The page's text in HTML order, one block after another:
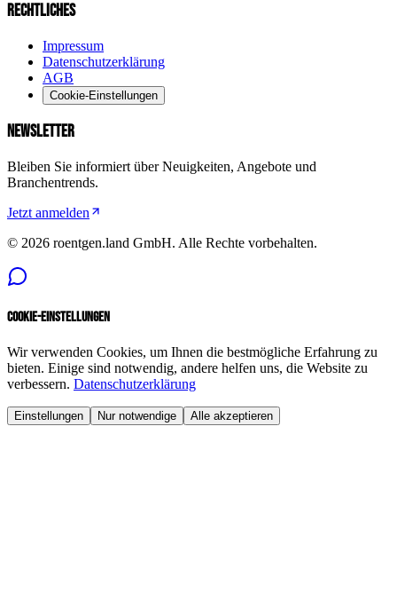
RECHTLICHES
Impressum
Datenschutzerklärung
AGB
Cookie-Einstellungen
NEWSLETTER
Bleiben Sie informiert über Neuigkeiten, Angebote und
Branchentrends.
Jetzt anmelden
© 2026 roentgen.land GmbH. Alle Rechte vorbehalten.
Cookie-Einstellungen
Wir verwenden Cookies, um Ihnen die bestmögliche Erfahrung zu
bieten. Einige sind notwendig, andere helfen uns, die Website zu
verbessern. Datenschutzerklärung
Einstellungen Nur notwendige Alle akzeptieren